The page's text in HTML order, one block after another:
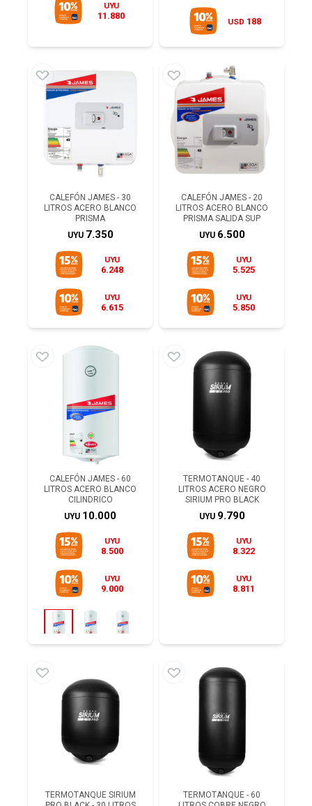
UYU
11.880
USD 188
CALEFÓN JAMES - 30
LITROS ACERO BLANCO
PRISMA
UYU 7.350
UYU
6.248
UYU
6.615
CALEFÓN JAMES - 20
LITROS ACERO BLANCO
PRISMA SALIDA SUP
UYU 6.500
UYU
5.525
UYU
5.850
CALEFÓN JAMES - 60
LITROS ACERO BLANCO
CILINDRICO
UYU 10.000
UYU
8.500
UYU
9.000
TERMOTANQUE - 40
LITROS ACERO NEGRO
SIRIUM PRO BLACK
UYU 9.790
UYU
8.322
UYU
8.811
TERMOTANQUE SIRIUM
TERMOTANQUE - 60